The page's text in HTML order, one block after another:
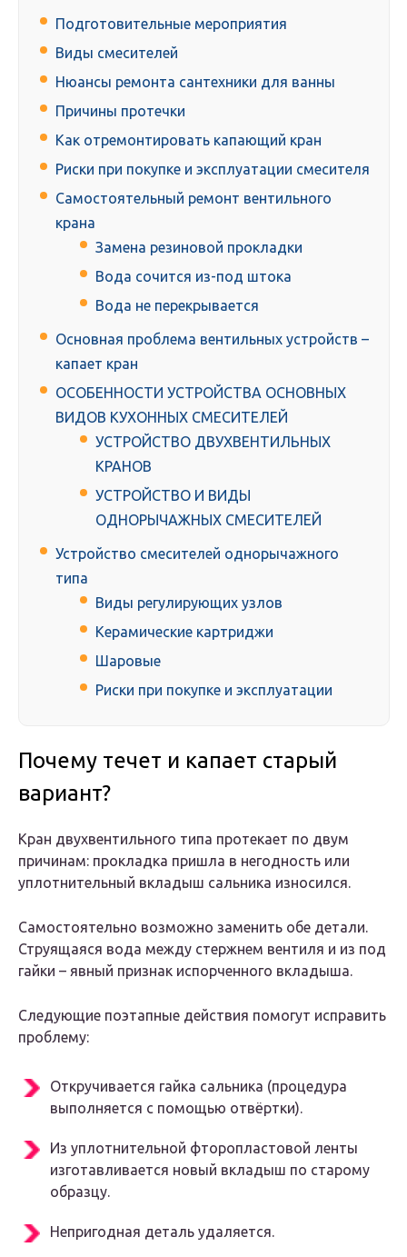
Подготовительные мероприятия
Виды смесителей
Нюансы ремонта сантехники для ванны
Причины протечки
Как отремонтировать капающий кран
Риски при покупке и эксплуатации смесителя
Самостоятельный ремонт вентильного
крана
Замена резиновой прокладки
Вода сочится из-под штока
Вода не перекрывается
Основная проблема вентильных устройств –
капает кран
ОСОБЕННОСТИ УСТРОЙСТВА ОСНОВНЫХ
ВИДОВ КУХОННЫХ СМЕСИТЕЛЕЙ
УСТРОЙСТВО ДВУХВЕНТИЛЬНЫХ
КРАНОВ
УСТРОЙСТВО И ВИДЫ
ОДНОРЫЧАЖНЫХ СМЕСИТЕЛЕЙ
Устройство смесителей однорычажного
типа
Виды регулирующих узлов
Керамические картриджи
Шаровые
Риски при покупке и эксплуатации
Почему течет и капает старый
вариант?
Кран двухвентильного типа протекает по двум
причинам: прокладка пришла в негодность или
уплотнительный вкладыш сальника износился.
Самостоятельно возможно заменить обе детали.
Струящаяся вода между стержнем вентиля и из под
гайки – явный признак испорченного вкладыша.
Следующие поэтапные действия помогут исправить
проблему:
Откручивается гайка сальника (процедура
выполняется с помощью отвёртки).
Из уплотнительной фторопластовой ленты
изготавливается новый вкладыш по старому
образцу.
Непригодная деталь удаляется.